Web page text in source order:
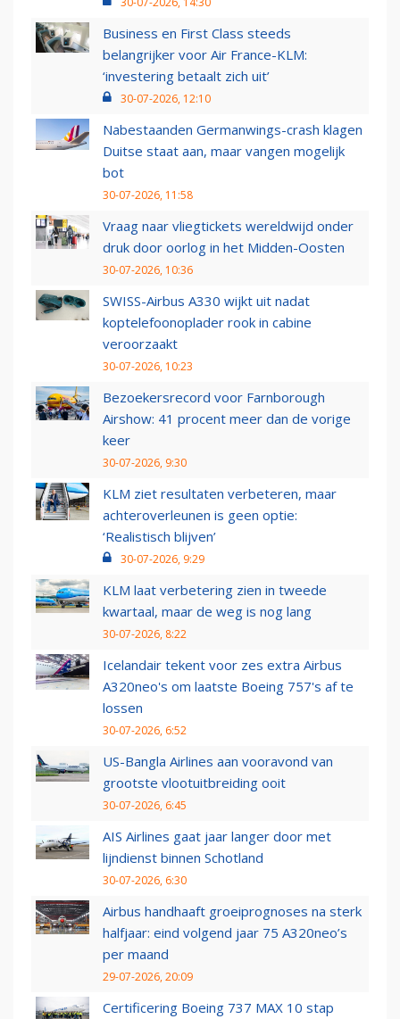
Business en First Class steeds
belangrijker voor Air France-KLM:
‘investering betaalt zich uit’
30-07-2026, 12:10
Nabestaanden Germanwings-crash klagen
Duitse staat aan, maar vangen mogelijk
bot
30-07-2026, 11:58
Vraag naar vliegtickets wereldwijd onder
druk door oorlog in het Midden-Oosten
30-07-2026, 10:36
SWISS-Airbus A330 wijkt uit nadat
koptelefoonoplader rook in cabine
veroorzaakt
30-07-2026, 10:23
Bezoekersrecord voor Farnborough
Airshow: 41 procent meer dan de vorige
keer
30-07-2026, 9:30
KLM ziet resultaten verbeteren, maar
achteroverleunen is geen optie:
‘Realistisch blijven’
30-07-2026, 9:29
KLM laat verbetering zien in tweede
kwartaal, maar de weg is nog lang
30-07-2026, 8:22
Icelandair tekent voor zes extra Airbus
A320neo's om laatste Boeing 757's af te
lossen
30-07-2026, 6:52
US-Bangla Airlines aan vooravond van
grootste vlootuitbreiding ooit
30-07-2026, 6:45
AIS Airlines gaat jaar langer door met
lijndienst binnen Schotland
30-07-2026, 6:30
Airbus handhaaft groeiprognoses na sterk
halfjaar: eind volgend jaar 75 A320neo’s
per maand
29-07-2026, 20:09
Certificering Boeing 737 MAX 10 stap